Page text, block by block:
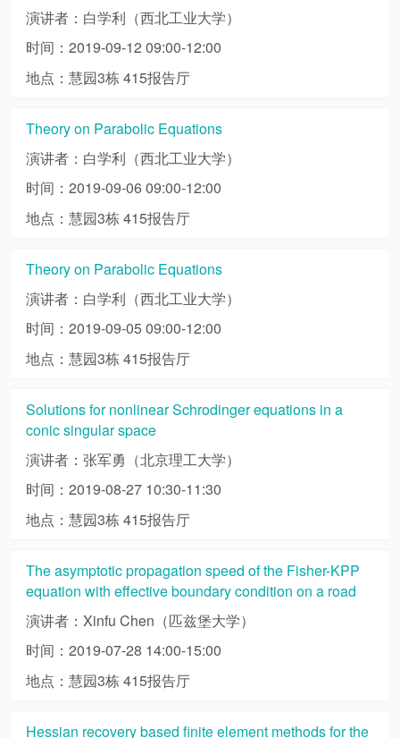
演讲者：白学利（西北工业大学）
时间：2019-09-12 09:00-12:00
地点：慧园3栋 415报告厅
Theory on Parabolic Equations
演讲者：白学利（西北工业大学）
时间：2019-09-06 09:00-12:00
地点：慧园3栋 415报告厅
Theory on Parabolic Equations
演讲者：白学利（西北工业大学）
时间：2019-09-05 09:00-12:00
地点：慧园3栋 415报告厅
Solutions for nonlinear Schrodinger equations in a
conic singular space
演讲者：张军勇（北京理工大学）
时间：2019-08-27 10:30-11:30
地点：慧园3栋 415报告厅
The asymptotic propagation speed of the Fisher-KPP
equation with effective boundary condition on a road
演讲者：Xinfu Chen（匹兹堡大学）
时间：2019-07-28 14:00-15:00
地点：慧园3栋 415报告厅
Hessian recovery based finite element methods for the